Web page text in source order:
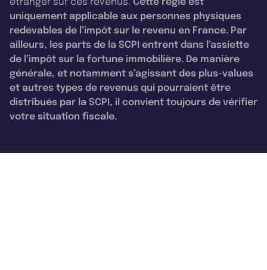
étranger sur ces revenus. Cette règle est
uniquement applicable aux personnes physiques
redevables de l’impôt sur le revenu en France. Par
ailleurs, les parts de la SCPI entrent dans l’assiette
de l’impôt sur la fortune immobilière. De manière
générale, et notamment s’agissant des plus-values
et autres types de revenus qui pourraient être
distribués par la SCPI, il convient toujours de vérifier
votre situation fiscale.